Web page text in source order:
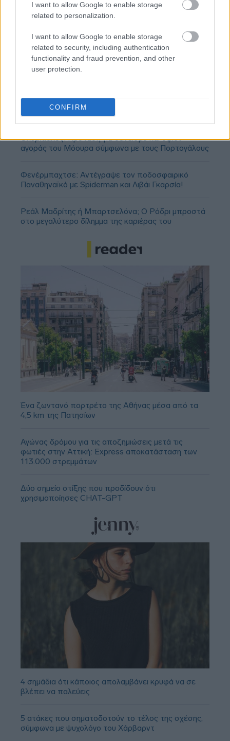
I want to allow Google to enable storage
related to personalization.
I want to allow Google to enable storage
related to security, including authentication
functionality and fraud prevention, and other
user protection.
CONFIRM
Ολυμπιακός: Πρόταση για δανεισμό και οψιόν
αγοράς του Μόουρα σύμφωνα με τους Πορτογάλους
Φενέρμπαχτσε: Αντέγραψε τον ποδοσφαιρικό
Παναθηναϊκό με Spiderman και Λιβάι Γκαρσία!
Ρεάλ Μαδρίτης ή Μπαρτσελόνα; Ο Ρόδρι μπροστά
στο μεγαλύτερο δίλημμα της καριέρας του
Ένα ζωντανό πορτρέτο της Αθήνας μέσα από τα
4,5 km της Πατησίων
Αγώνας δρόμου για τις αποζημιώσεις μετά τις
φωτιές στην Αττική: Express αποκατάσταση των
113.000 στρεμμάτων
Δύο σημείο στίξης που προδίδουν ότι
χρησιμοποίησες CHAT-GPT
4 σημάδια ότι κάποιος απολαμβάνει κρυφά να σε
βλέπει να παλεύεις
5 ατάκες που σηματοδοτούν το τέλος της σχέσης,
σύμφωνα με ψυχολόγο του Χάρβαρντ